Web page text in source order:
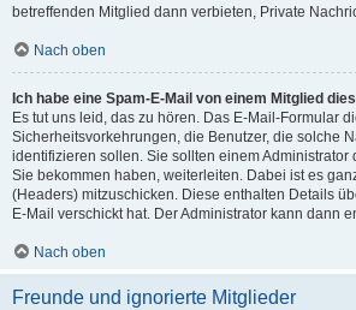
betreffenden Mitglied dann verbieten, Private
Nach oben
Ich habe eine Spam-E-Mail von einem Mitglied
Es tut uns leid, das zu hören. Das E-Mail-Formular
Sicherheitsvorkehrungen, die Benutzer, die solche
identifizieren sollen. Sie sollten einem Administrator
Sie bekommen haben, weiterleiten. Dabei ist es
(Headers) mitzuschicken. Diese enthalten Details
E-Mail verschickt hat. Der Administrator kann dann
Nach oben
Freunde und ignorierte Mitglieder